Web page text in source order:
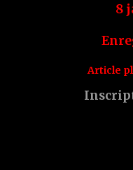
8
Article